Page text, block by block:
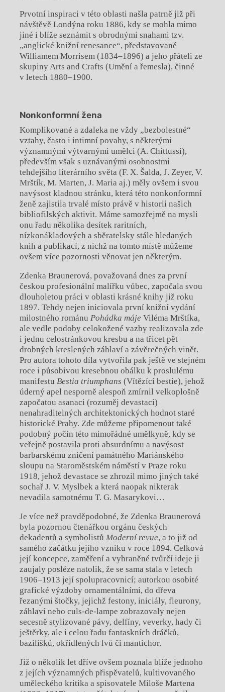
Prvotní inspiraci v této oblasti našla patrně již při
návštěvě Londýna roku 1886, kdy se mohla mimo
jiné i blíže seznámit s obrodnými snahami tzv.
„anglické knižní renesance“, představované
Williamem Morrisem (1834–1896) a jeho přáteli ze
skupiny Arts and Crafts (Umění a řemesla), činné
v letech 1880–1900.
Nonkonformní žena
Komplikované a zdaleka ne vždy „bezbolestné“
vztahy, často i intimní povahy, s některými
významnými výtvarnými umělci (A. Chittussi),
především však s uznávanými osobnostmi
tehdejšího literárního světa (F. X. Šalda, J. Zeyer, V.
Mrštík, M. Marten, J. Maria aj.) měly ovšem i svou
navýsost kladnou stránku, která této nonkonformní
ženě zajistila trvalé místo právě v historii našich
bibliofilských aktivit. Máme samozřejmě na mysli
onu řadu několika desítek raritních,
nízkonákladových a sběratelsky stále hledaných
knih a publikací, z nichž na tomto místě můžeme
ovšem více pozornosti věnovat jen některým.
Zdenka Braunerová, považovaná dnes za první
českou profesionální malířku vůbec, započala svou
dlouholetou práci v oblasti krásné knihy již roku
1897. Tehdy nejen iniciovala první knižní vydání
milostného románu Pohádka máje Viléma Mrštíka,
ale vedle podoby celokožené vazby realizovala zde
i jednu celostránkovou kresbu a na třicet pět
drobných kreslených záhlaví a závěrečných vinět.
Pro autora tohoto díla vytvořila pak ještě ve stejném
roce i působivou kresebnou obálku k proslulému
manifestu Bestia triumphans (Vítězící bestie), jehož
úderný apel nesporně alespoň zmírnil velkoplošně
započatou asanaci (rozuměj devastaci)
nenahraditelných architektonických hodnot staré
historické Prahy. Zde můžeme připomenout také
podobný počin této mimořádné umělkyně, kdy se
veřejně postavila proti absurdnímu a navýsost
barbarskému zničení památného Mariánského
sloupu na Staroměstském náměstí v Praze roku
1918, jehož devastace se zhrozil mimo jiných také
sochař J. V. Myslbek a která naopak nikterak
nevadila samotnému T. G. Masarykovi…
Je více než pravděpodobné, že Zdenka Braunerová
byla pozornou čtenářkou orgánu českých
dekadentů a symbolistů Moderní revue, a to již od
samého začátku jejího vzniku v roce 1894. Celková
její koncepce, zaměření a vyhraněné tvůrčí ideje ji
zaujaly posléze natolik, že se sama stala v letech
1906–1913 její spolupracovnicí; autorkou osobité
grafické výzdoby ornamentálními, do dřeva
řezanými štočky, jejichž festony, iniciály, fleurony,
záhlaví nebo culs-de-lampe zobrazovaly nejen
secesně stylizované pávy, delfíny, veverky, hady či
ještěrky, ale i celou řadu fantaskních dráčků,
bazilišků, okřídlených lvů či mantichor.
Již o několik let dříve ovšem poznala blíže jednoho
z jejích významných přispěvatelů, kultivovaného
uměleckého kritika a spisovatele Miloše Martena